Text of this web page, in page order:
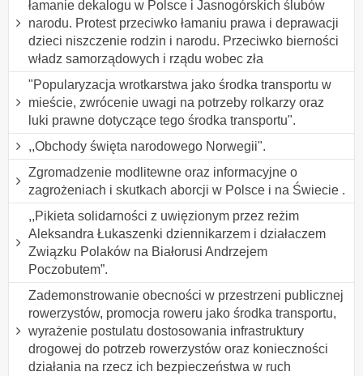
łamanie dekalogu w Polsce i Jasnogórskich ślubów
narodu. Protest przeciwko łamaniu prawa i deprawacji
dzieci niszczenie rodzin i narodu. Przeciwko bierności
władz samorządowych i rządu wobec zła
"Popularyzacja wrotkarstwa jako środka transportu w
mieście, zwrócenie uwagi na potrzeby rolkarzy oraz
luki prawne dotyczące tego środka transportu".
,,Obchody święta narodowego Norwegii".
Zgromadzenie modlitewne oraz informacyjne o
zagrożeniach i skutkach aborcji w Polsce i na Świecie .
,,Pikieta solidarności z uwięzionym przez reżim
Aleksandra Łukaszenki dziennikarzem i działaczem
Związku Polaków na Białorusi Andrzejem
Poczobutem”.
Zademonstrowanie obecności w przestrzeni publicznej
rowerzystów, promocja roweru jako środka transportu,
wyrażenie postulatu dostosowania infrastruktury
drogowej do potrzeb rowerzystów oraz konieczności
działania na rzecz ich bezpieczeństwa w ruch